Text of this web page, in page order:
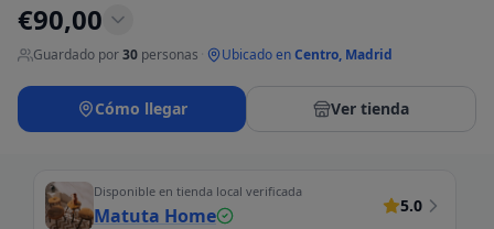
€90,00
Guardado por30 personas Ubicado enCentro, Madrid
Cómo llegar Ver tienda
Disponible en tienda local verificada
Matuta Home 5.0